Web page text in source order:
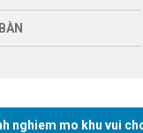
nghiem mo khu vui